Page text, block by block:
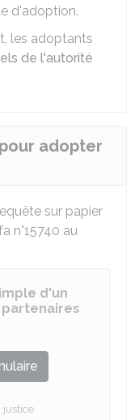
d'adoption.
les adoptants
de l'autorité
adopter
sur papier
n°15740 au
d'un
justice